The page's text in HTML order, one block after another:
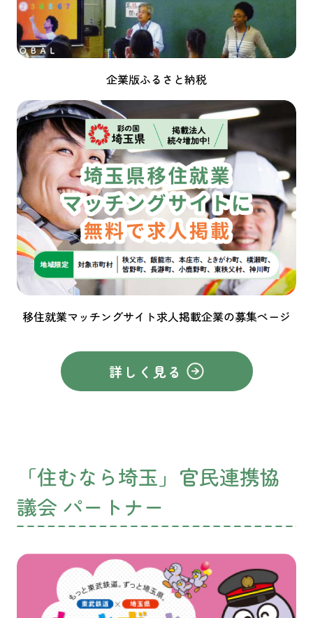
企業版ふるさと納税
移住就業マッチングサイト求人掲載企業の募集ページ
詳しく見る
「住むなら埼玉」官民連携協
議会 パートナー